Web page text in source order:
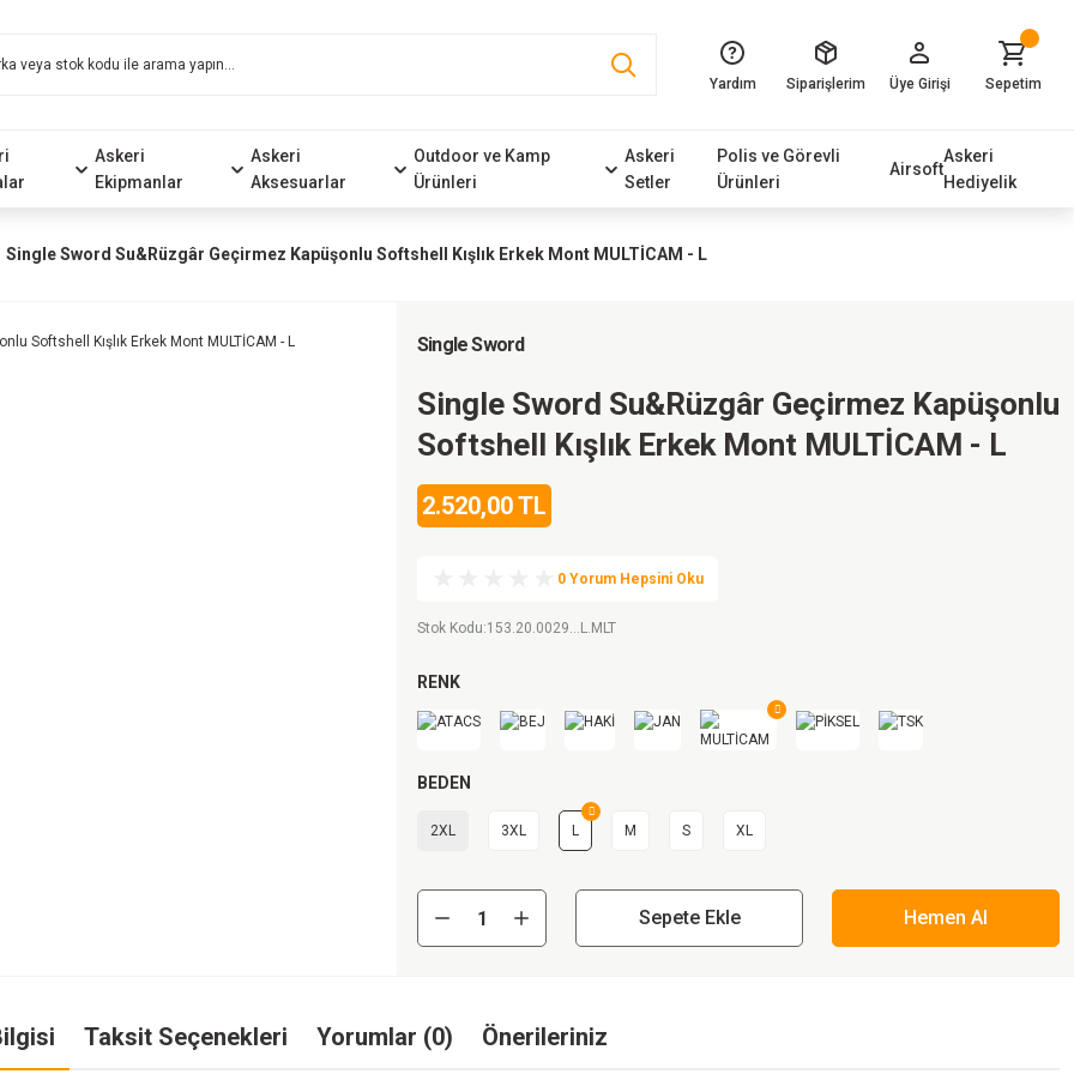
Yardım Siparişlerim Üye Girişi Sepetim
Askeri
Ekipmanlar
Askeri
Aksesuarlar
Outdoor ve Kamp
Ürünleri
Askeri
Setler
Polis ve Görevli
Ürünleri
Airsoft
Askeri
Hediyelik
Single Sword Su&Rüzgâr Geçirmez Kapüşonlu Softshell Kışlık Erkek Mont MULTİCAM - L
Single Sword
Single Sword Su&Rüzgâr Geçirmez Kapüşonlu
Softshell Kışlık Erkek Mont MULTİCAM - L
2.520,00 TL
0 Yorum Hepsini Oku
Stok Kodu:153.20.0029...L.MLT
RENK
BEDEN
2XL 3XL L M S XL
Sepete Ekle Hemen Al
Taksit Seçenekleri Yorumlar (0) Önerileriniz